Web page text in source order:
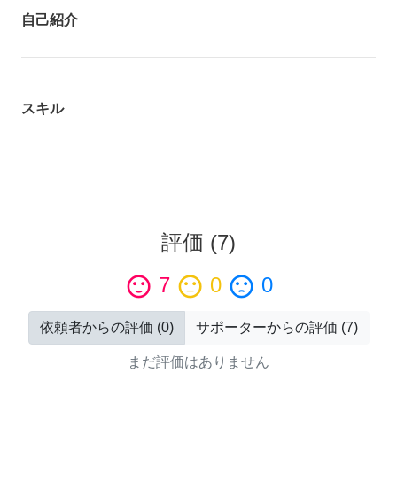
自己紹介
スキル
評価 (7)
sentiment_satisfied 7 sentiment_neutral 0 sentiment_dissatisfied 0
依頼者からの評価 (0) サポーターからの評価 (7)
まだ評価はありません